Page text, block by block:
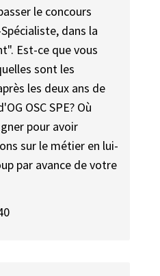
le concours
dans la
Est-ce que vous
sont les
les deux ans de
OSC SPE? Où
pour avoir
sur le métier en lui-
par avance de votre